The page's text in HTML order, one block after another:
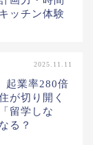
ッチン体験
2025.11.11
起業率280倍
が切り開く
留学しな
る？